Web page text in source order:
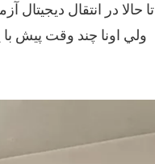
تا حالا در انتقال
ولي اونا چند وقت پيش